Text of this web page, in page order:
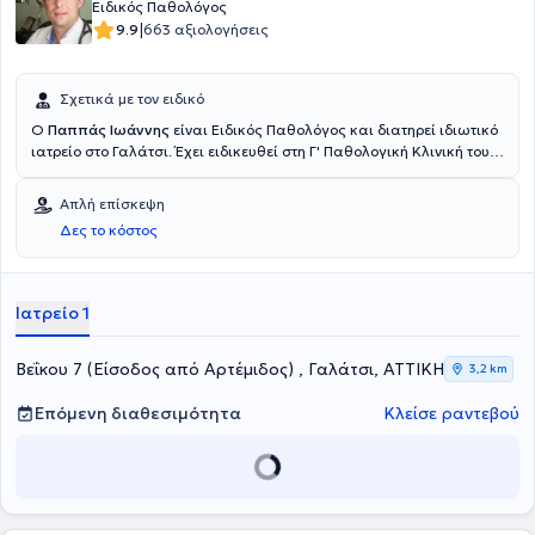
Ειδικός Παθολόγος
9.9|663 αξιολογήσεις
Σχετικά με τον ειδικό
Ο Παππάς Ιωάννης είναι Ειδικός Παθολόγος και διατηρεί ιδιωτικό
ιατρείο στο Γαλάτσι. Έχει ειδικευθεί στη Γ' Παθολογική Κλινική του
και σήμερα είναι Συνεργάτης ιατρός του Νοσοκομείου Metropolitan
General και Υπεύθυνος ιατρός - Παθολόγος της Μονάδας
Φροντίδας Ηλικιωμένων Ιlisia Care. Τέλος, ο ιατρός συμμετέχει σε
πολυάριθμα συνέδρια και εκπαιδευτικά σεμινάρια, ούτως ώστε να
Απλή επίσκεψη
Δες το κόστος
Ιατρείο 1
Βεΐκου 7 (Είσοδος από Αρτέμιδος) , Γαλάτσι, ΑΤΤΙΚΗ 3,2 km
Επόμενη διαθεσιμότητα Κλείσε ραντεβού